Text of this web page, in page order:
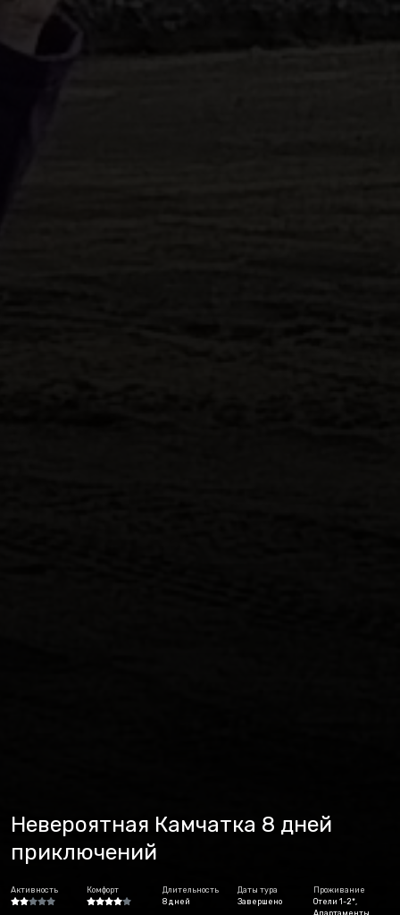
Невероятная Камчатка 8 дней
приключений
Активность Комфорт
Длительность
8 дней
Даты тура
Завершено
Проживание
Отели 1-2*,
Апартаменты